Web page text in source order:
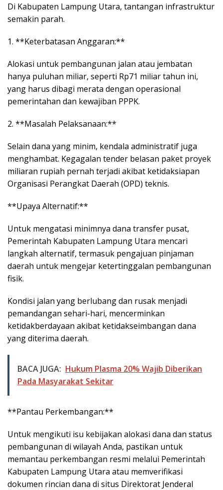
Di Kabupaten Lampung Utara, tantangan infrastruktur
semakin parah.
1. **Keterbatasan Anggaran:**
Alokasi untuk pembangunan jalan atau jembatan
hanya puluhan miliar, seperti Rp71 miliar tahun ini,
yang harus dibagi merata dengan operasional
pemerintahan dan kewajiban PPPK.
2. **Masalah Pelaksanaan:**
Selain dana yang minim, kendala administratif juga
menghambat. Kegagalan tender belasan paket proyek
miliaran rupiah pernah terjadi akibat ketidaksiapan
Organisasi Perangkat Daerah (OPD) teknis.
**Upaya Alternatif:**
Untuk mengatasi minimnya dana transfer pusat,
Pemerintah Kabupaten Lampung Utara mencari
langkah alternatif, termasuk pengajuan pinjaman
daerah untuk mengejar ketertinggalan pembangunan
fisik.
Kondisi jalan yang berlubang dan rusak menjadi
pemandangan sehari-hari, mencerminkan
ketidakberdayaan akibat ketidakseimbangan dana
yang diterima daerah.
BACA JUGA: Hukum Plasma 20% Wajib Diberikan
Pada Masyarakat Sekitar
**Pantau Perkembangan:**
Untuk mengikuti isu kebijakan alokasi dana dan status
pembangunan di wilayah Anda, pastikan untuk
memantau perkembangan resmi melalui Pemerintah
Kabupaten Lampung Utara atau memverifikasi
dokumen rincian dana di situs Direktorat Jenderal